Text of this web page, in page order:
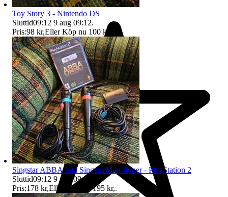
Toy Story 3 - Nintendo DS
Sluttid09:12 9 aug 09:12.
Pris:98 kr,Eller Köp nu 100 kr
Singstar ABBA Inkl SingstarMikrofoner - PlayStation 2
Sluttid09:12 9 aug 09:12
Pris:178 kr,Eller Köp nu 195 kr,.